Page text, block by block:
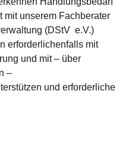
mit unserem Fachberater
(DStV e.V.)
erforderlichenfalls mit
und mit – über
–
und erforderliche